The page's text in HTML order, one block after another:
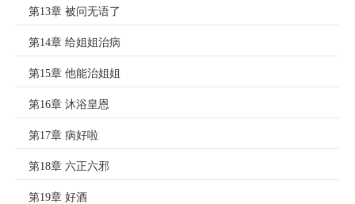
第13章 被问无语了
第14章 给姐姐治病
第15章 他能治姐姐
第16章 沐浴皇恩
第17章 病好啦
第18章 六正六邪
第19章 好酒